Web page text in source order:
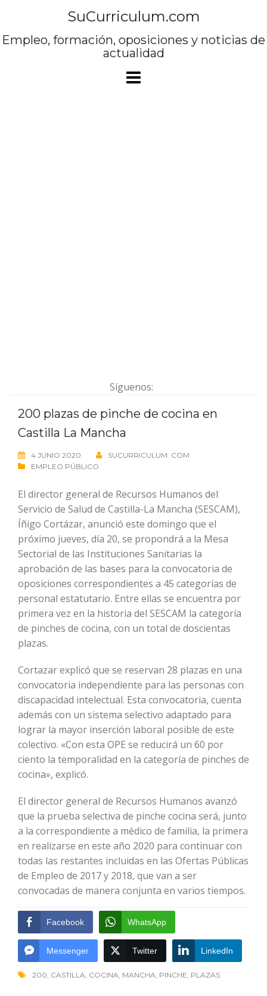
contenido
SuCurriculum.com
Empleo, formación, oposiciones y noticias de
actualidad
Síguenos:
200 plazas de pinche de cocina en
Castilla La Mancha
4 JUNIO 2020
SUCURRICULUM. COM
EMPLEO PÚBLICO
El director general de Recursos Humanos del
Servicio de Salud de Castilla-La Mancha (SESCAM),
Íñigo Cortázar, anunció este domingo que el
próximo jueves, día 20, se propondrá a la Mesa
Sectorial de las Instituciones Sanitarias la
aprobación de las bases para la convocatoria de
oposiciones correspondientes a 45 categorías de
personal estatutario. Entre ellas se encuentra por
primera vez en la historia del SESCAM la categoría
de pinches de cocina, con un total de doscientas
plazas.
Cortazar explicó que se reservan 28 plazas en una
convocatoria independiente para las personas con
discapacidad intelectual. Esta convocatoria, cuenta
además con un sistema selectivo adaptado para
lograr la mayor inserción laboral posible de este
colectivo. «Con esta OPE se reducirá un 60 por
ciento la temporalidad en la categoría de pinches de
cocina», explicó.
El director general de Recursos Humanos avanzó
que la prueba selectiva de pinche cocina será, junto
a la correspondiente a médico de familia, la primera
en realizarse en este año 2020 para continuar con
todas las restantes incluidas en las Ofertas Públicas
de Empleo de 2017 y 2018, que van a ser
convocadas de manera conjunta en varios tiempos.
Facebook WhatsApp
Messenger Twitter LinkedIn
200, CASTILLA, COCINA, MANCHA, PINCHE, PLAZAS